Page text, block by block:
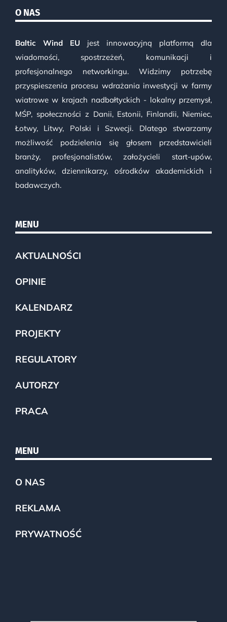
O NAS
Baltic Wind EU jest innowacyjną platformą dla
wiadomości, spostrzeżeń, komunikacji i
profesjonalnego networkingu. Widzimy potrzebę
przyspieszenia procesu wdrażania inwestycji w farmy
wiatrowe w krajach nadbałtyckich - lokalny przemysł,
MŚP, społeczności z Danii, Estonii, Finlandii, Niemiec,
Łotwy, Litwy, Polski i Szwecji. Dlatego stwarzamy
możliwość podzielenia się głosem przedstawicieli
branży, profesjonalistów, założycieli start-upów,
analityków, dziennikarzy, ośrodków akademickich i
badawczych.
MENU
AKTUALNOŚCI
OPINIE
KALENDARZ
PROJEKTY
REGULATORY
AUTORZY
PRACA
MENU
O NAS
REKLAMA
PRYWATNOŚĆ